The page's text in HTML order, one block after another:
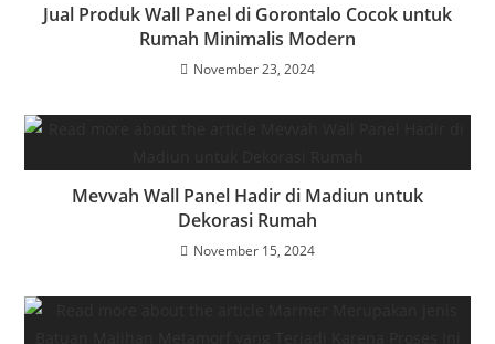
Jual Produk Wall Panel di Gorontalo Cocok untuk
Rumah Minimalis Modern
November 23, 2024
Mevvah Wall Panel Hadir di Madiun untuk
Dekorasi Rumah
November 15, 2024